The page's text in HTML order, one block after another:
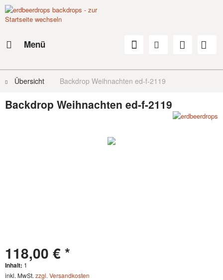
Menü
Übersicht Backdrop Weihnachten ed-f-2119
Backdrop Weihnachten ed-f-2119
118,00 € *
Inhalt: 1
inkl. MwSt. zzgl. Versandkosten